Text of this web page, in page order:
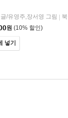
/유영주,장서영 그림
원 (10% 할인)
넣기